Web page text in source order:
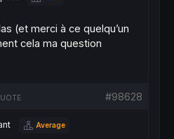
(et merci à ce quelqu’un
cela ma question
#98628
Average